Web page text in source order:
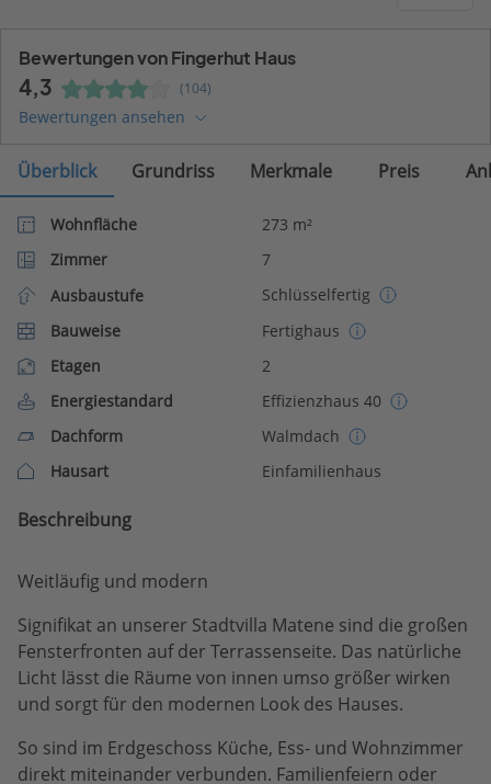
Bewertungen von Fingerhut Haus
4,3 (104)
Bewertungen ansehen
Überblick Grundriss Merkmale Preis
Wohnfläche
273 m²
Zimmer
7
Ausbaustufe
Schlüsselfertig
Bauweise
Fertighaus
Etagen
2
Energiestandard
Effizienzhaus 40
Dachform
Walmdach
Hausart
Einfamilienhaus
Beschreibung
Weitläufig und modern
Signifikat an unserer Stadtvilla Matene sind die großen
Fensterfronten auf der Terrassenseite. Das natürliche
Licht lässt die Räume von innen umso größer wirken
und sorgt für den modernen Look des Hauses.
So sind im Erdgeschoss Küche, Ess- und Wohnzimmer
direkt miteinander verbunden. Familienfeiern oder